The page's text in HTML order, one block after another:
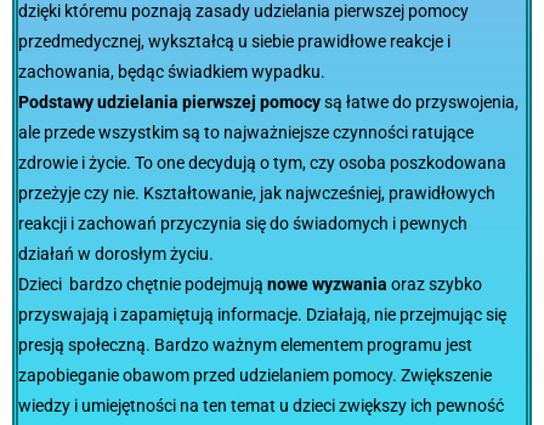
dzięki któremu poznają zasady udzielania pierwszej pomocy
przedmedycznej, wykształcą u siebie prawidłowe reakcje i
zachowania, będąc świadkiem wypadku.
Podstawy udzielania pierwszej pomocysą łatwe do przyswojenia,
ale przede wszystkim są to najważniejsze czynności ratujące
zdrowie i życie. To one decydują o tym, czy osoba poszkodowana
przeżyje czy nie. Kształtowanie, jak najwcześniej, prawidłowych
reakcji i zachowań przyczynia się do świadomych i pewnych
działań w dorosłym życiu.
Dzieci bardzo chętnie podejmują nowe wyzwania oraz szybko
przyswajają i zapamiętują informacje. Działają, nie przejmując się
presją społeczną. Bardzo ważnym elementem programu jest
zapobieganie obawom przed udzielaniem pomocy. Zwiększenie
wiedzy i umiejętności na ten temat u dzieci zwiększy ich pewność